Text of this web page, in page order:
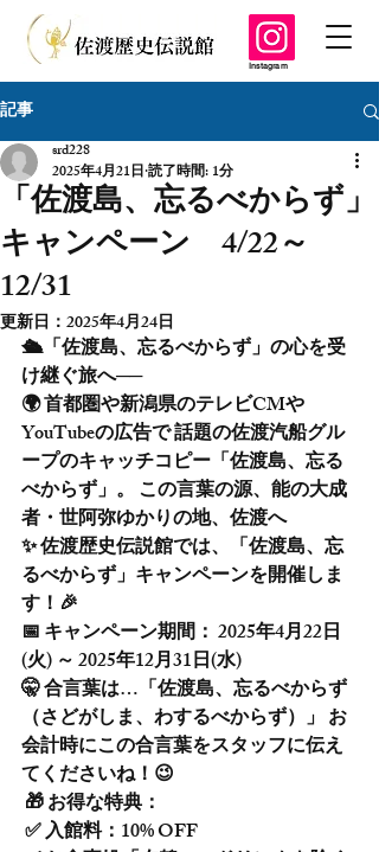
Instagram
記事
「佐渡島、忘るべからず」
キャンペーン 4/22～
12/31
srd228
2025年4月21日読了時間: 1分
更新日： 2025年4月24日
🛳️「佐渡島、忘るべからず」の心を受
け継ぐ旅へ──
🌍 首都圏や新潟県のテレビCMや
YouTubeの広告で 話題の佐渡汽船グル
ープのキャッチコピー「佐渡島、忘る
べからず」。 この言葉の源、能の大成
者・世阿弥ゆかりの地、佐渡へ
✨ 佐渡歴史伝説館では、「佐渡島、忘
るべからず」キャンペーンを開催しま
す！🎉
📅 キャンペーン期間： 2025年4月22日
(火) ～ 2025年12月31日(水)
🤫 合言葉は…「佐渡島、忘るべからず
（さどがしま、わするべからず）」 お
会計時にこの合言葉をスタッフに伝え
てくださいね！😉
🎁 お得な特典：
✅ 入館料：10% OFF